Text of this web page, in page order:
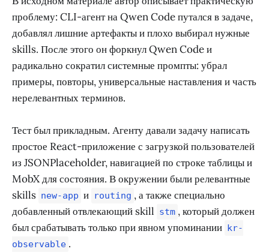
проблему: CLI-агент на Qwen Code путался в задаче,
добавлял лишние артефакты и плохо выбирал нужные
skills. После этого он форкнул Qwen Code и
радикально сократил системные промпты: убрал
примеры, повторы, универсальные наставления и часть
нерелевантных терминов.
Тест был прикладным. Агенту давали задачу написать
простое React-приложение с загрузкой пользователей
из JSONPlaceholder, навигацией по строке таблицы и
MobX для состояния. В окружении были релевантные
skills new-app и routing , а также специально
добавленный отвлекающий skill stm , который должен
был срабатывать только при явном упоминании kr-
observable .